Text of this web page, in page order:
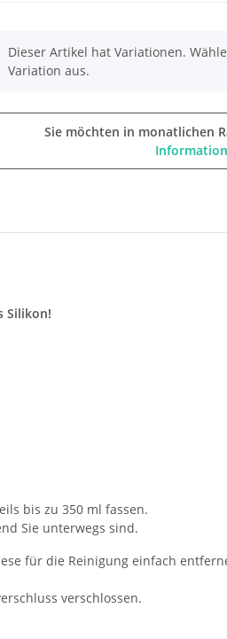
x
Dieser Artikel hat Variationen.
Variation aus.
Sie möchten in monatlichen
Silikon!
bis zu 350 ml fassen.
Sie unterwegs sind.
für die Reinigung einfach
verschlossen.